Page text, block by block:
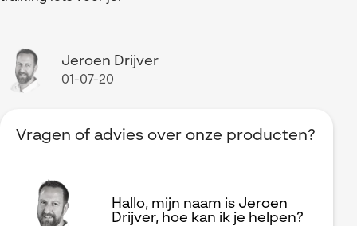
Jeroen Drijver
01-07-20
Vragen of advies over onze producten?
Hallo, mijn naam is Jeroen
Drijver, hoe kan ik je helpen?